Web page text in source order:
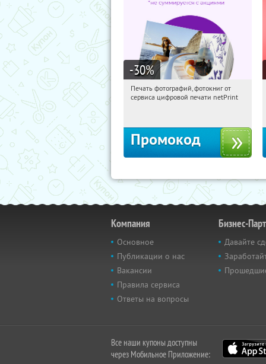
-30%
15:01:32 Получили:
Печать фотографий, фотокниг от
сервиса цифровой печати netPrint
Промокод
Компания
Основное
Публикации о нас
Вакансии
Правила сервиса
Ответы на вопросы
Бизнес-
Давайте
Все наши купоны доступны
через Мобильное Приложение: